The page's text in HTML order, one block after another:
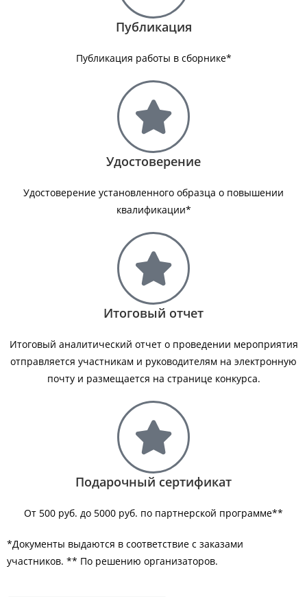
Публикация
Публикация работы в сборнике*
Удостоверение
Удостоверение установленного образца о повышении
квалификации*​
Итоговый отчет
Итоговый аналитический отчет о проведении мероприятия
отправляется участникам и руководителям на электронную
почту и размещается на странице конкурса.
Подарочный сертификат
От 500 руб. до 5000 руб. по партнерской программе**
*Документы выдаются в соответствие с заказами
участников. ** По решению организаторов.